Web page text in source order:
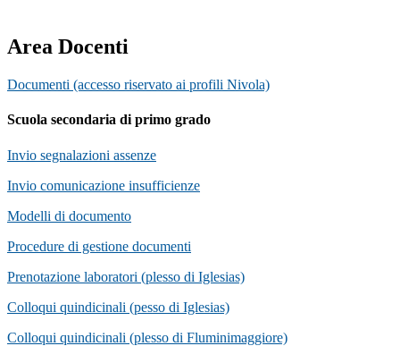
Area Docenti
Documenti (accesso riservato ai profili Nivola)
Scuola secondaria di primo grado
Invio segnalazioni assenze
Invio comunicazione insufficienze
Modelli di documento
Procedure di gestione documenti
Prenotazione laboratori (plesso di Iglesias)
Colloqui quindicinali (pesso di Iglesias)
Colloqui quindicinali (plesso di Fluminimaggiore)